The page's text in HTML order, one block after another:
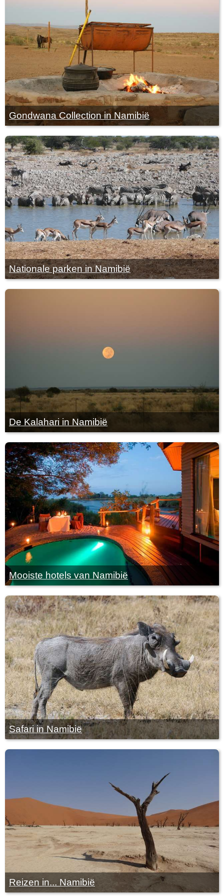
Gondwana Collection in Namibië
Nationale parken in Namibië
De Kalahari in Namibië
Mooiste hotels van Namibië
Safari in Namibië
Reizen in... Namibië